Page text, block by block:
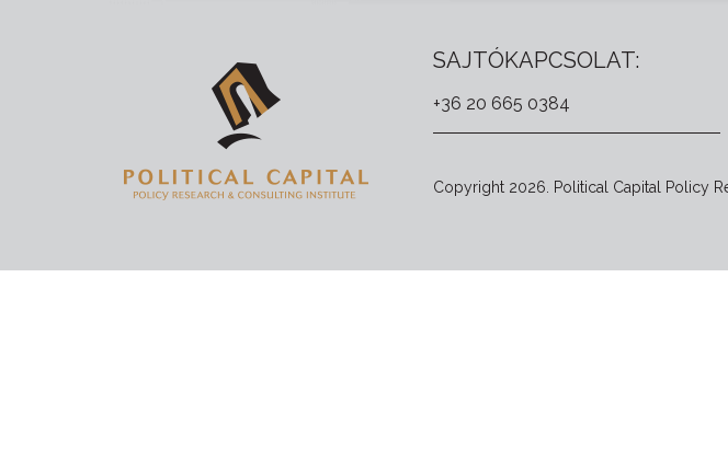
SAJTÓKAPCSOLAT:
+36 20 665 0384
Copyright 2026. Political Capital Policy